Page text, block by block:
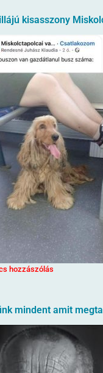
kisasszony
hozzászólás
mindent amit